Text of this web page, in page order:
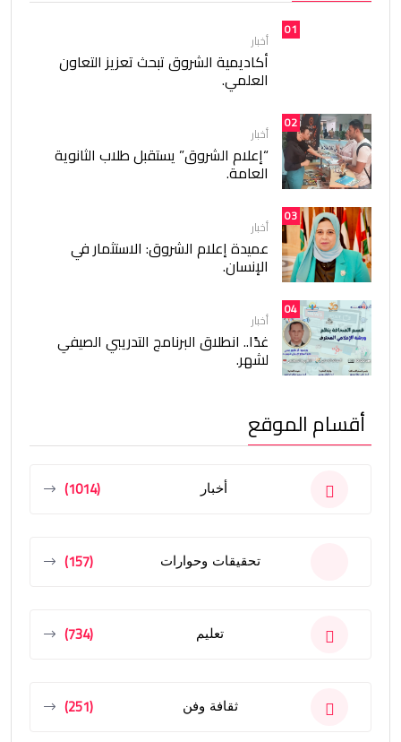
01
أخبار
أكاديمية الشروق تبحث تعزيز التعاون
العلمي.
02
أخبار
“إعلام الشروق” يستقبل طلاب الثانوية
العامة.
03
أخبار
عميدة إعلام الشروق: الاستثمار في
الإنسان.
04
أخبار
غدًا.. انطلاق البرنامج التدريبي الصيفي
لشهر.
أقسام الموقع
أخبار (1014)
تحقيقات وحوارات (157)
تعليم (734)
ثقافة وفن (251)